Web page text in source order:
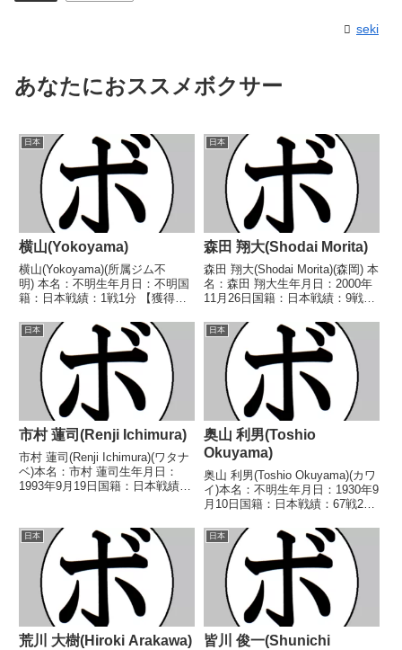
seki
あなたにおススメボクサー
日本
横山(Yokoyama)
横山(Yokoyama)(所属ジム不
明) 本名：不明生年月日：不明国
籍：日本戦績：1戦1分 【獲得タ
1946/06/29 △6R判定 (採点不
明) 石田 秀雄(第一) 【補足情
報】・戦績/戦歴は判明済みのも
ののみ掲載。...
日本
森田 翔大(Shodai Morita)
森田 翔大(Shodai Morita)(森岡) 本
名：森田 翔大生年月日：2000年
11月26日国籍：日本戦績：9戦6
2018年度ジュニア・チャンピオ
ンリーグ全国大会U18スーパーバ
ンタム級優勝(アマチュ...
日本
市村 蓮司(Renji Ichimura)
市村 蓮司(Renji Ichimura)(ワタナ
ベ)本名：市村 蓮司生年月日：
1993年9月19日国籍：日本戦績：
ンタム級新人王【戦歴】
2013/09/20 ○1RKO ...
日本
奥山 利男(Toshio
Okuyama)
奥山 利男(Toshio Okuyama)(カワ
イ)本名：不明生年月日：1930年9
月10日国籍：日本戦績：67戦22
【戦歴】1950/11/21 ○4R判定
(採点不明) 松本 紀一(鈴
木)■1950年度東...
日本
荒川 大樹(Hiroki Arakawa)
日本
皆川 俊一(Shunichi